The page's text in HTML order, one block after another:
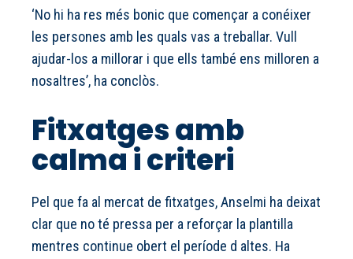
‘No hi ha res més bonic que començar a conéixer
les persones amb les quals vas a treballar. Vull
ajudar-los a millorar i que ells també ens milloren a
nosaltres’, ha conclòs.
Fitxatges amb
calma i criteri
Pel que fa al mercat de fitxatges, Anselmi ha deixat
clar que no té pressa per a reforçar la plantilla
mentres continue obert el període d altes. Ha